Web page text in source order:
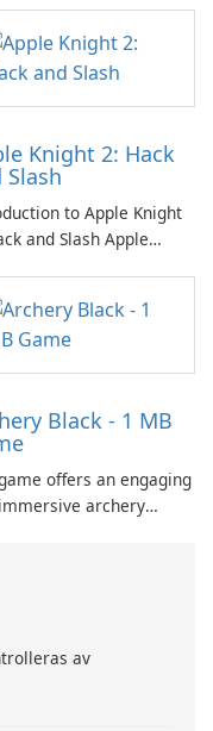
by its dynamic
that involves
relentless waves of
Knight 2: Hack
Slash
to Apple Knight
and Slash Apple
action-platformer
designed by Limitless,
Black - 1 MB
offers an engaging
archery
av